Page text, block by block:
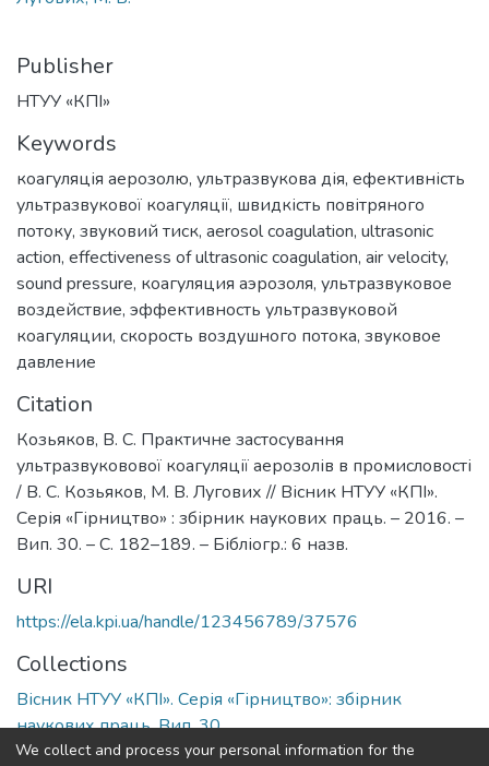
Publisher
НТУУ «КПІ»
Keywords
коагуляція аерозолю, ультразвукова дія, ефективність
ультразвукової коагуляції, швидкість повітряного
потоку, звуковий тиск, aerosol coagulation, ultrasonic
action, effectiveness of ultrasonic coagulation, air velocity,
sound pressure, коагуляция аэрозоля, ультразвуковое
воздействие, эффективность ультразвуковой
коагуляции, скорость воздушного потока, звуковое
давление
Citation
Козьяков, В. С. Практичне застосування
ультразвуковової коагуляції аерозолів в промисловості
/ В. С. Козьяков, М. В. Лугових // Вісник НТУУ «КПІ».
Серія «Гірництво» : збірник наукових праць. – 2016. –
Вип. 30. – С. 182–189. – Бібліогр.: 6 назв.
URI
https://ela.kpi.ua/handle/123456789/37576
Collections
Вісник НТУУ «КПІ». Серія «Гірництво»: збірник
наукових праць, Вип. 30
We collect and process your personal information for the